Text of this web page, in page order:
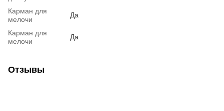
Карман для
мелочи
Да
Карман для
мелочи
Да
Отзывы